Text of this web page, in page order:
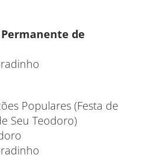
Permanente de
Populares (Festa de
Seu Teodoro)